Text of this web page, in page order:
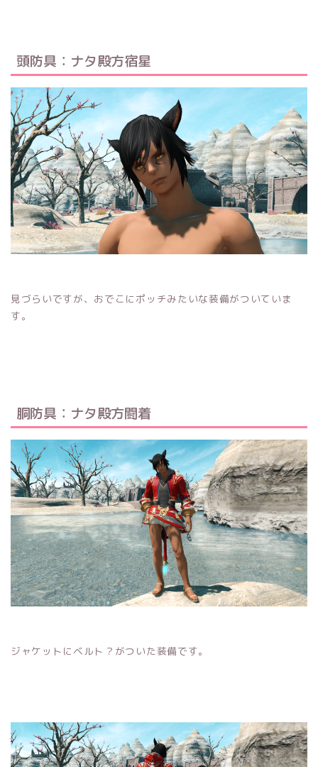
頭防具：ナタ殿方宿星
見づらいですが、おでこにポッチみたいな装備がついていま
す。
胴防具：ナタ殿方闘着
ジャケットにベルト？がついた装備です。